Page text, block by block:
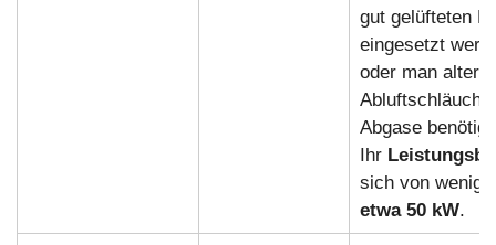
gut gelüfteten
eingesetzt
oder man
Abgase
Ihr
sich von
etwa 50 kW.